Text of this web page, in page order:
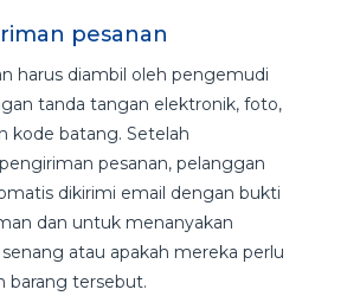
pesanan
harus diambil oleh pengemudi
tanda tangan elektronik, foto,
kode batang. Setelah
pesanan, pelanggan
dikirimi email dengan bukti
dan untuk menanyakan
atau apakah mereka perlu
barang tersebut.